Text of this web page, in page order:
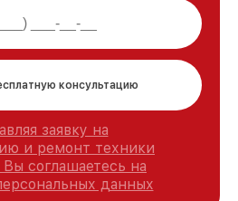
консультацию
заявку на
и ремонт техники
соглашаетесь на
данных